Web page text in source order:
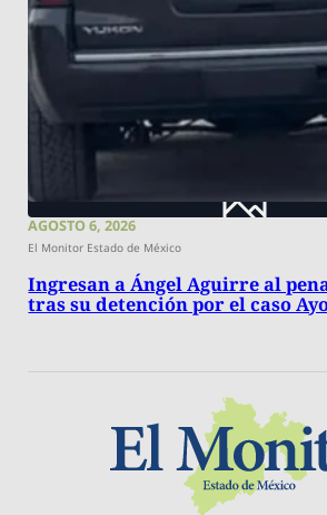
AGOSTO 6, 2026
El Monitor Estado de México
Ingresan a Ángel Aguirre al
tras su detención por el caso